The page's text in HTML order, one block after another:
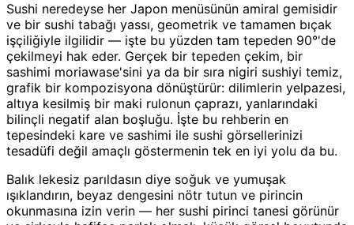
Sushi neredeyse her Japon menüsünün amiral gemisidir
ve bir sushi tabağı yassı, geometrik ve tamamen bıçak
işçiliğiyle ilgilidir — işte bu yüzden tam tepeden 90°'de
çekilmeyi hak eder. Gerçek bir tepeden çekim, bir
sashimi moriawase'sini ya da bir sıra nigiri sushiyi temiz,
grafik bir kompozisyona dönüştürür: dilimlerin yelpazesi,
altıya kesilmiş bir maki rulonun çaprazı, yanlarındaki
bilinçli negatif alan boşluğu. İşte bu rehberin en
tepesindeki kare ve sashimi ile sushi görsellerinizi
tesadüfi değil amaçlı göstermenin tek en iyi yolu da bu.
Balık lekesiz parıldasın diye soğuk ve yumuşak
ışıklandırın, beyaz dengesini nötr tutun ve pirincin
okunmasına izin verin — her sushi pirinci tanesi görünür